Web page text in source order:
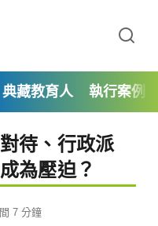
典藏教育人 執行案例
待、行政派
為壓迫？
7 分鐘